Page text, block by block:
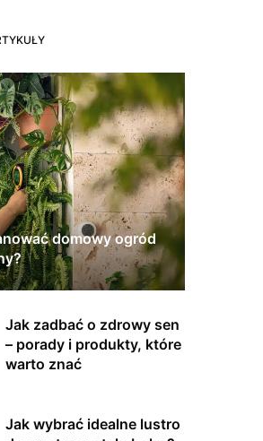
domowy ogród
Jak zadbać o zdrowy sen
– porady i produkty, które
warto znać
Jak wybrać idealne lustro